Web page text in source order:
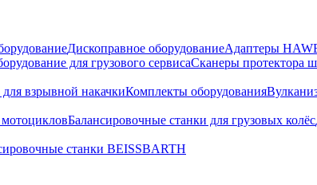
Дископравное оборудованиеАдаптеры
для грузового сервисаСканеры протектора
для взрывной накачкиКомплекты оборудования
Балансировочные станки для грузовых колёс
станки BEISSBARTH